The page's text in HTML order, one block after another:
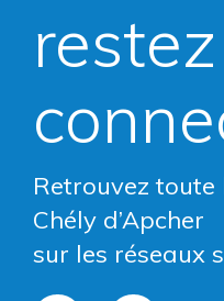
restez
Retrouvez toute
Chély d’Apcher
sur les réseaux